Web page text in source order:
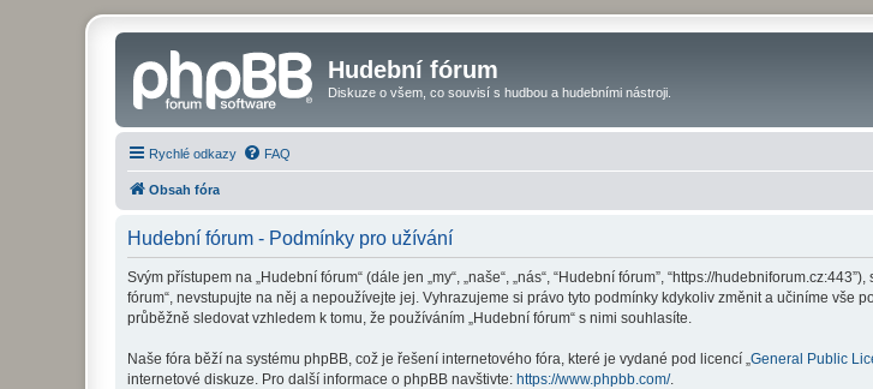
Hudební fórum
Diskuze o všem, co souvisí s hudbou a hudebními nástroji.
Rychlé odkazy FAQ
Obsah fóra
Hudební fórum - Podmínky pro užívání
Svým přístupem na „Hudební fórum“ (dále jen „my“, „naše“, „nás“, “Hudební fórum”, “https://
fórum“, nevstupujte na něj a nepoužívejte jej. Vyhrazujeme si právo tyto podmínky kdykoliv změnit a učiníme vše
průběžně sledovat vzhledem k tomu, že používáním „Hudební fórum“ s nimi souhlasíte.
Naše fóra běží na systému phpBB, což je řešení internetového fóra, které je vydané pod licencí „ General Public
internetové diskuze. Pro další informace o phpBB navštivte: https://www.phpbb.com/.